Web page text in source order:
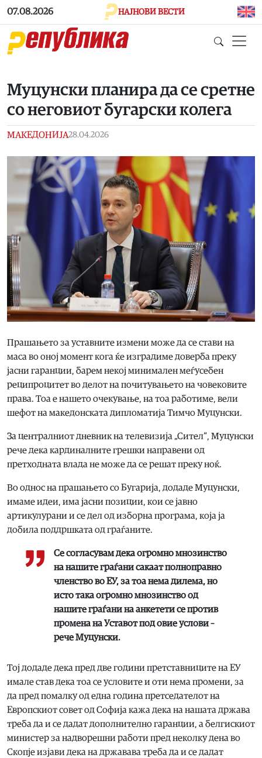
Skip to main content
07.08.2026 НАЈНОВИ ВЕСТИ
Муцунски планира да се сретне
со неговиот бугарски колега
МАКЕДОНИЈА28.04.2026
Прашањето за уставните измени може да се стави на
маса во оној момент кога ќе изградиме доверба преку
јасни гаранции, барем некој минимален меѓусебен
реципроцитет во делот на почитувањето на човековите
права. Тоа е нашето очекување, на тоа работиме, вели
шефот на македонската дипломатија Тимчо Муцунски.
За централниот дневник на телевизија „Сител“, Муцунски
рече дека кардиналните грешки направени од
претходната влада не може да се решат преку ноќ.
Во однос на прашањето со Бугарија, додаде Муцунски,
имаме идеи, има јасни позиции, кои се јавно
артикулурани и се дел од изборна програма, која ја
добила поддршката од граѓаните.
Се согласувам дека огромно мнозинство
на нашите граѓани сакаат полноправно
членство во ЕУ, за тоа нема дилема, но
исто така огромно мнозинство од
нашите граѓани на анкетети се против
промена на Уставот под овие услови –
рече Муцунски.
Тој додаде дека пред две години претставниците на ЕУ
имале став дека тоа се условите и оти нема промени, за
да пред помалку од една година претседателот на
Европскиот совет од Софија кажа дека на нашата држава
треба да и се дадат дополнително гаранции, а белгискиот
министер за надворешни работи пред неколку дена во
Скопје изјави дека на државава треба да и се дадат